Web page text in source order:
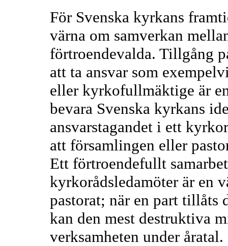
För Svenska kyrkans
värna om samverkan
förtroendevalda. Tillgång
att ta ansvar som
eller kyrkofullmäktige är
bevara Svenska kyrkans
ansvarstagandet i ett
att församlingen eller
Ett förtroendefullt
kyrkorådsledamöter är en
pastorat; när en part
kan den mest destruktiva
verksamheten under åratal.